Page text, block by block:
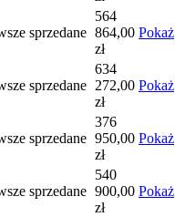
sprzedane
564
864,00
zł
Pokaż
sprzedane
634
272,00
zł
Pokaż
sprzedane
376
950,00
zł
Pokaż
sprzedane
540
900,00
zł
Pokaż